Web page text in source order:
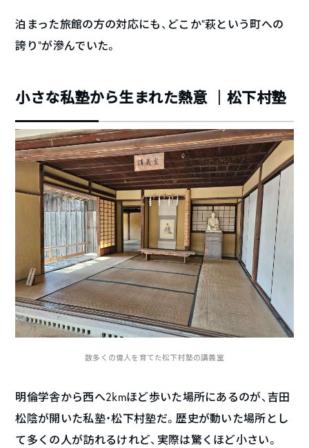
泊まった旅館の方の対応にも、どこか“萩という町への
誇り”が滲んでいた。
小さな私塾から生まれた熱意 ｜松下村塾
数多くの偉人を育てた松下村塾の講義室
明倫学舎から西へ2kmほど歩いた場所にあるのが、吉田
松陰が開いた私塾・松下村塾だ。歴史が動いた場所とし
て多くの人が訪れるけれど、実際は驚くほど小さい。